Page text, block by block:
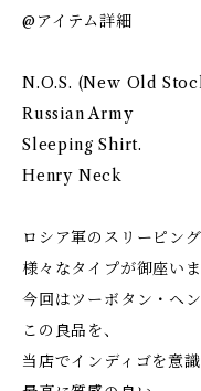
@アイテム詳細
N.O.S. (New Old
Russian Army
Sleeping Shirt.
Henry Neck
ロシア軍のスリーピング
様々なタイプが御座いま
今回はツーボタン・ヘ
この良品を、
当店でインディゴを意